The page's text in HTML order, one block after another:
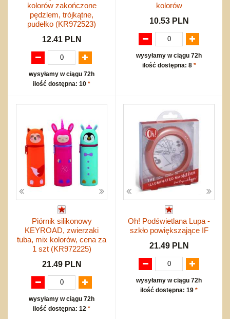
kolorów zakończone
pędzlem, trójkątne,
pudełko (KR972523)
12.41 PLN
wysyłamy w ciągu 72h
ilość dostępna: 10 *
kolorów
10.53 PLN
wysyłamy w ciągu 72h
ilość dostępna: 8 *
Piórnik silikonowy
KEYROAD, zwierzaki
tuba, mix kolorów, cena za
1 szt (KR972225)
21.49 PLN
wysyłamy w ciągu 72h
ilość dostępna: 12 *
Oh! Podświetlana Lupa -
szkło powiększające IF
21.49 PLN
wysyłamy w ciągu 72h
ilość dostępna: 19 *